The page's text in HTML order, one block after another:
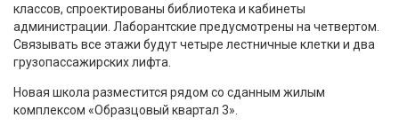
классов, спроектированы библиотека и кабинеты
администрации. Лаборантские предусмотрены на четвертом.
Связывать все этажи будут четыре лестничные клетки и два
грузопассажирских лифта.
Новая школа разместится рядом со сданным жилым
комплексом «Образцовый квартал 3».